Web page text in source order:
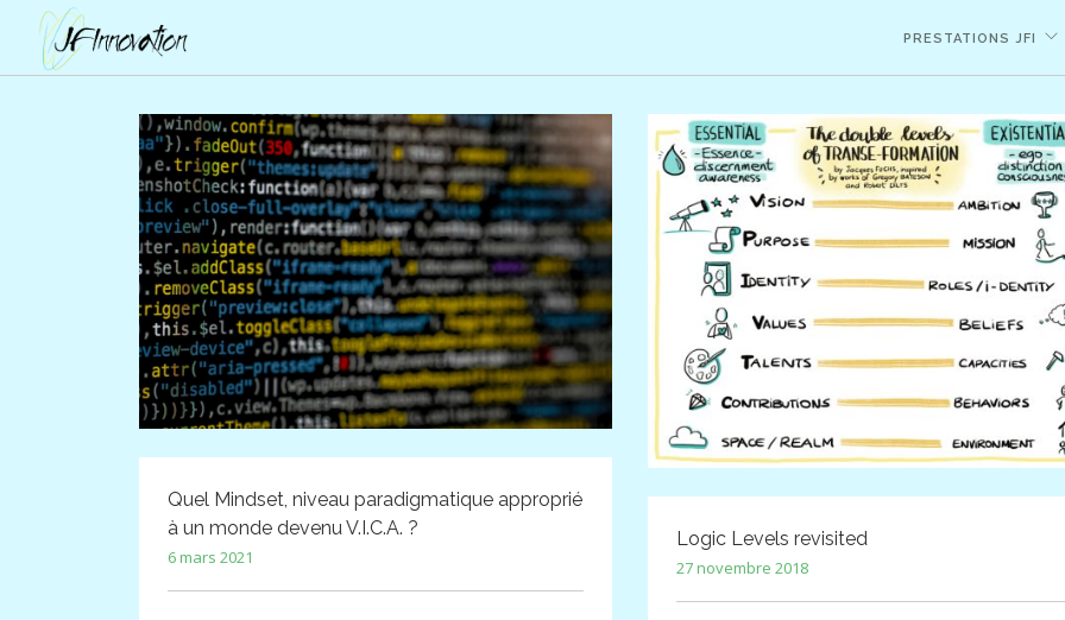
PRESTATIONS JFI
Quel Mindset, niveau paradigmatique approprié
à un monde devenu V.I.C.A. ?
6 mars 2021
Logic Levels revisited
27 novembre 2018